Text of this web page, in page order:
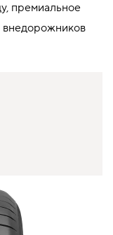
премиальное
внедорожников